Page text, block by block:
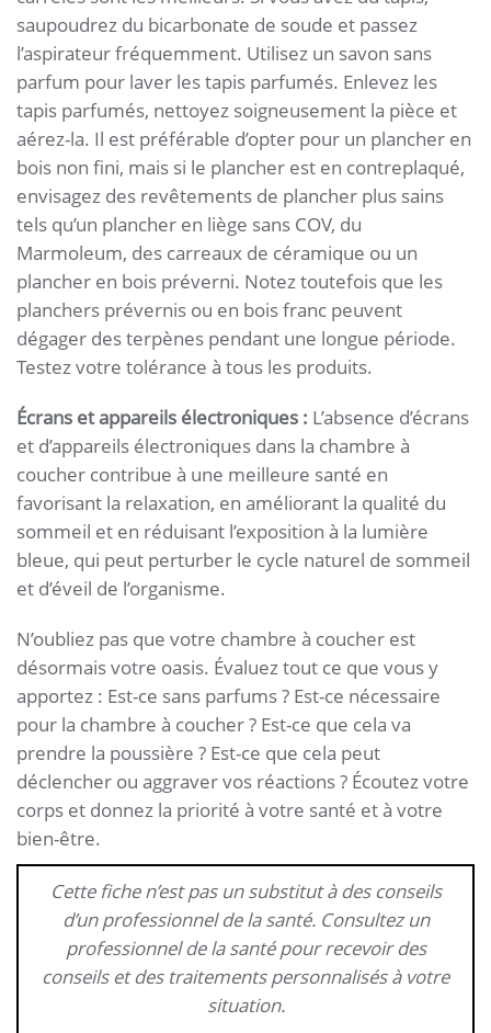
saupoudrez du bicarbonate de soude et passez
l’aspirateur fréquemment. Utilisez un savon sans
parfum pour laver les tapis parfumés. Enlevez les
tapis parfumés, nettoyez soigneusement la pièce et
aérez-la. Il est préférable d’opter pour un plancher en
bois non fini, mais si le plancher est en contreplaqué,
envisagez des revêtements de plancher plus sains
tels qu’un plancher en liège sans COV, du
Marmoleum, des carreaux de céramique ou un
plancher en bois préverni. Notez toutefois que les
planchers prévernis ou en bois franc peuvent
dégager des terpènes pendant une longue période.
Testez votre tolérance à tous les produits.
Écrans et appareils électroniques : L’absence d’écrans
et d’appareils électroniques dans la chambre à
coucher contribue à une meilleure santé en
favorisant la relaxation, en améliorant la qualité du
sommeil et en réduisant l’exposition à la lumière
bleue, qui peut perturber le cycle naturel de sommeil
et d’éveil de l’organisme.
N’oubliez pas que votre chambre à coucher est
désormais votre oasis. Évaluez tout ce que vous y
apportez : Est-ce sans parfums ? Est-ce nécessaire
pour la chambre à coucher ? Est-ce que cela va
prendre la poussière ? Est-ce que cela peut
déclencher ou aggraver vos réactions ? Écoutez votre
corps et donnez la priorité à votre santé et à votre
bien-être.
Cette fiche n’est pas un substitut à des conseils
d’un professionnel de la santé. Consultez un
professionnel de la santé pour recevoir des
conseils et des traitements personnalisés à votre
situation.